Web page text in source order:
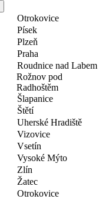
Otrokovice
Písek
Plzeň
Praha
Roudnice nad Labem
Rožnov pod
Radhoštěm
Šlapanice
Štětí
Uherské Hradiště
Vizovice
Vsetín
Vysoké Mýto
Zlín
Žatec
Otrokovice